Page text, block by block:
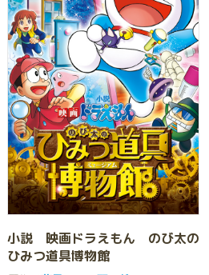
小説 映画ドラえもん のび太の
ひみつ道具博物館